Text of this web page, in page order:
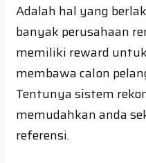
Adalah hal yang
banyak perusahaan
memiliki reward
membawa calon
Tentunya sistem
memudahkan anda
referensi.